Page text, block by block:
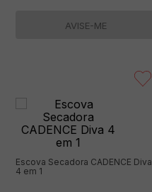
AVISE-ME
Escova Secadora CADENCE Diva
4 em 1